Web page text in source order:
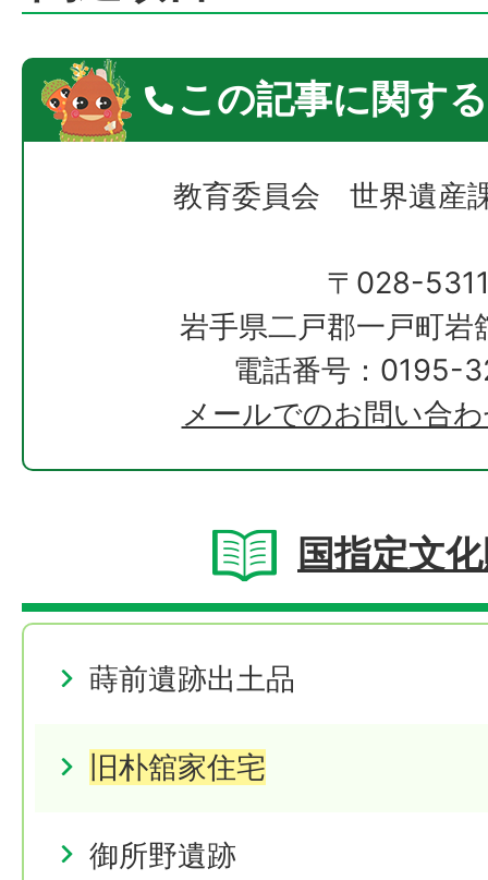
この記事に関す
教育委員会 世界遺産
〒028-
岩手県二戸郡一戸町岩
電話番号：0195-
メールでのお問い合
国指定文
蒔前遺跡出土品
旧朴舘家住宅
御所野遺跡